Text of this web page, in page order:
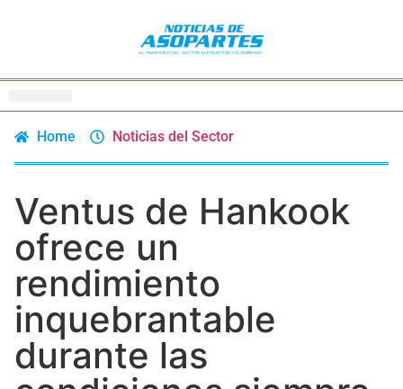
Home Noticias del Sector
Ventus de Hankook
ofrece un
rendimiento
inquebrantable
durante las